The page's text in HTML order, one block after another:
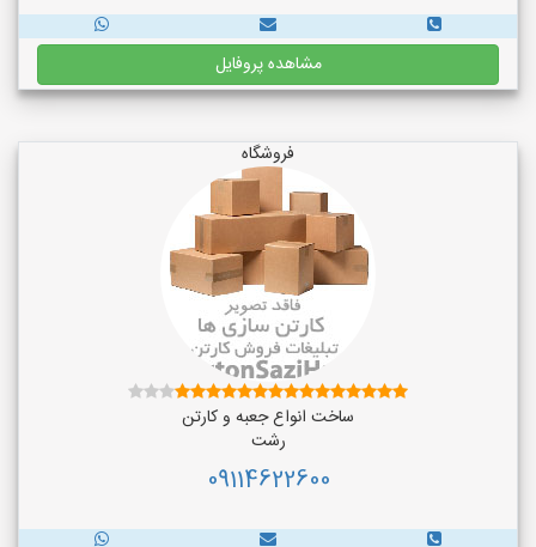
مشاهده پروفایل
فروشگاه
ساخت انواع جعبه و کارتن
رشت
09114622600